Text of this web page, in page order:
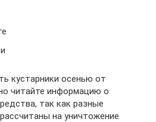
кустарники осенью от
читайте информацию о
так как разные
на уничтожение